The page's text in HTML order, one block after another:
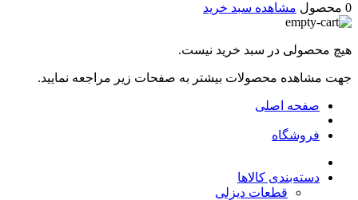
0 محصول
مشاهده سبد خرید
هیچ محصولی در سبد خرید نیست.
جهت مشاهده محصولات بیشتر به صفحات زیر مراجعه نمایید.
صفحه اصلی
فروشگاه
دسته‌بندی کالاها
قطعات دیزلی